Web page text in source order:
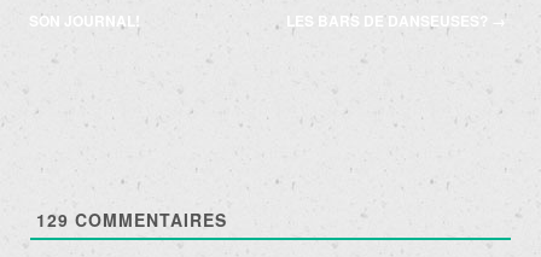
des
SON JOURNAL!
LES BARS DE DANSEUSES? →
129 COMMENTAIRES